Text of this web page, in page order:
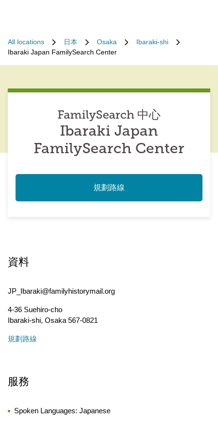
All locations 日本 Osaka
Ibaraki-shi
Ibaraki Japan FamilySearch Center
FamilySearch 中心
Ibaraki Japan
FamilySearch Center
規劃路線
資料
JP_Ibaraki@familyhistorymail.org
4-36 Suehiro-cho
Ibaraki-shi, Osaka 567-0821
規劃路線
服務
Spoken Languages: Japanese